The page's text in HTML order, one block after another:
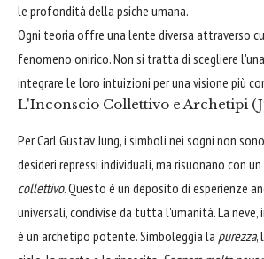
le profondità della psiche umana.
Ogni teoria offre una lente diversa attraverso
fenomeno onirico. Non si tratta di scegliere
integrare le loro intuizioni per una visione più
L'Inconscio Collettivo e Archetipi
Per Carl Gustav Jung, i simboli nei sogni non
desideri repressi individuali, ma risuonano con
collettivo. Questo è un deposito di esperienze
universali, condivise da tutta l'umanità. La
è un archetipo potente. Simboleggia la purezza,